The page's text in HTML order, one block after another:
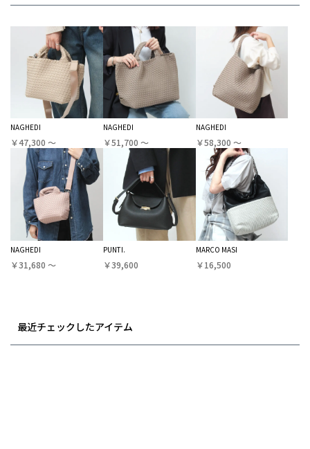
NAGHEDI
￥47,300 〜
NAGHEDI
￥51,700 〜
NAGHEDI
￥58,300 〜
NAGHEDI
￥31,680 〜
PUNTI.
￥39,600
MARCO MASI
￥16,500
最近チェックしたアイテム